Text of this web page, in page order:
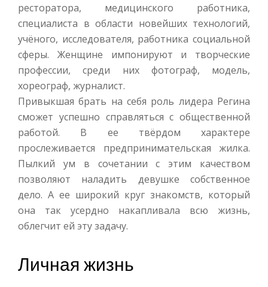
ресторатора, медицинского работника,
специалиста в области новейших технологий,
учёного, исследователя, работника социальной
сферы. Женщине импонируют и творческие
профессии, среди них фотограф, модель,
хореограф, журналист.
Привыкшая брать на себя роль лидера Регина
сможет успешно справляться с общественной
работой. В ее твёрдом характере
прослеживается предпринимательская жилка.
Пылкий ум в сочетании с этим качеством
позволяют наладить девушке собственное
дело. А ее широкий круг знакомств, который
она так усердно накапливала всю жизнь,
облегчит ей эту задачу.
Личная жизнь